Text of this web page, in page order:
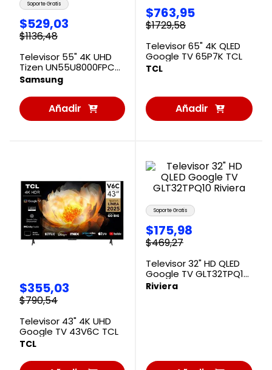
Soporte Gratis
$529,03
$1136,48
Televisor 55" 4K UHD
Tizen UN55U8000FPCZE
Samsung
Samsung
Añadir
al
$763,95
$1729,58
Televisor 65" 4K QLED
Google TV 65P7K TCL
TCL
Añadir
al
$355,03
$790,54
Televisor 43" 4K UHD
Google TV 43V6C TCL
TCL
Soporte Gratis
$175,98
$469,27
Televisor 32" HD QLED
Google TV GLT32TPQ10
Riviera
Riviera